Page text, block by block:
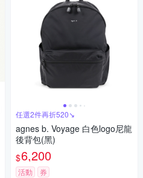
任選2件再折520↘
agnes b. Voyage 白色logo尼龍
後背包(黑)
$6,200
活動 券